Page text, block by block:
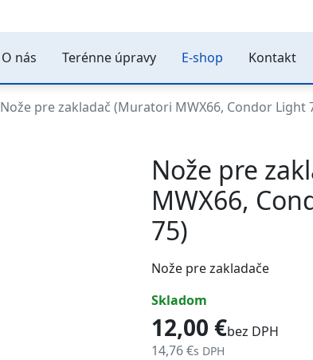
O nás Terénne úpravy E-shop Kontakt
Nože pre zakladač (Muratori MWX66, Condor Light
Nože pre
MWX66,
75)
Nože pre zakladače
skladom
12,00 €bez DPH
14,76 €s DPH